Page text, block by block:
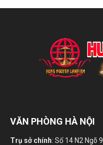
VĂN PHÒNG HÀ NỘI
Trụ sở chính: Số 14 N2 Ngõ